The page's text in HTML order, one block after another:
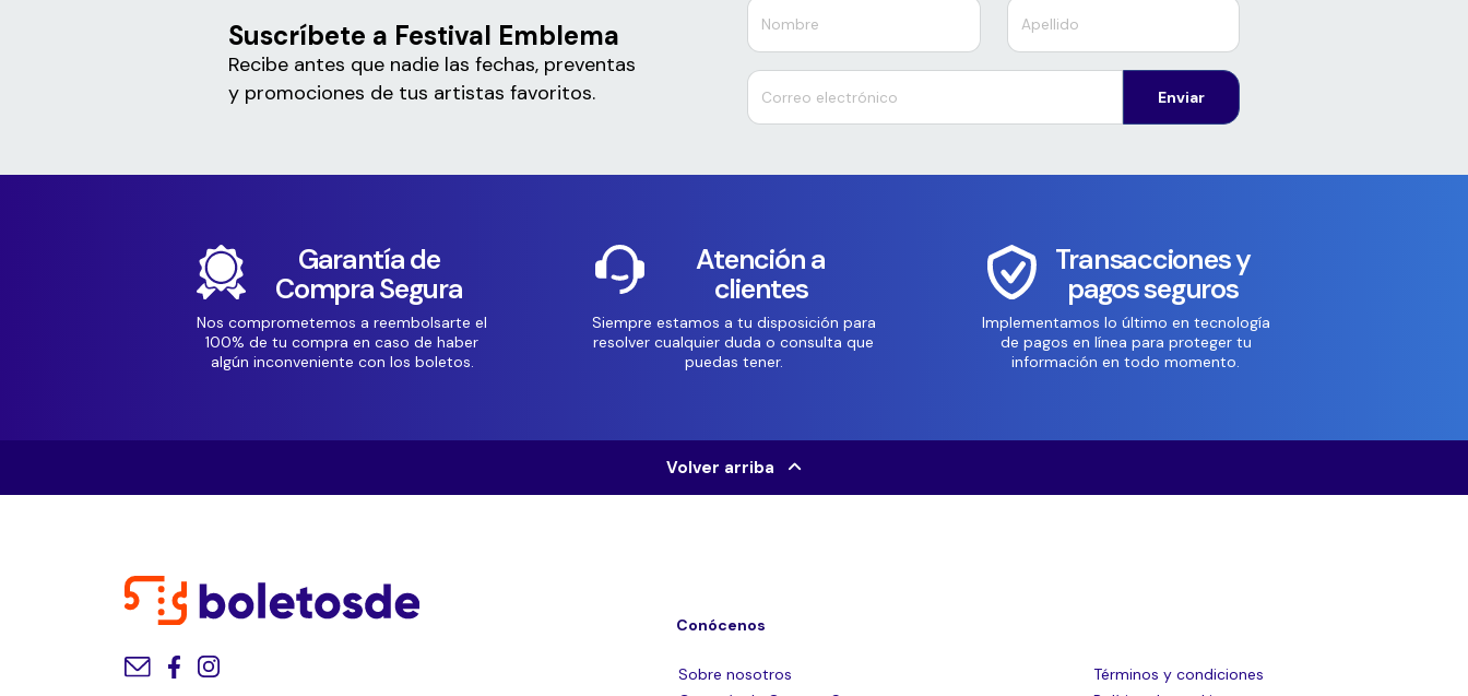
Suscríbete a Festival Emblema
Recibe antes que nadie las fechas, preventas
y promociones de tus artistas favoritos.
Enviar
Garantía de
Compra Segura
Nos comprometemos a reembolsarte el
100% de tu compra en caso de haber
algún inconveniente con los boletos.
Atención a
clientes
Siempre estamos a tu disposición para
resolver cualquier duda o consulta que
puedas tener.
Transacciones y
pagos seguros
Implementamos lo último en tecnología
de pagos en línea para proteger tu
información en todo momento.
Volver arriba
Conócenos
Sobre nosotros
Términos y condiciones